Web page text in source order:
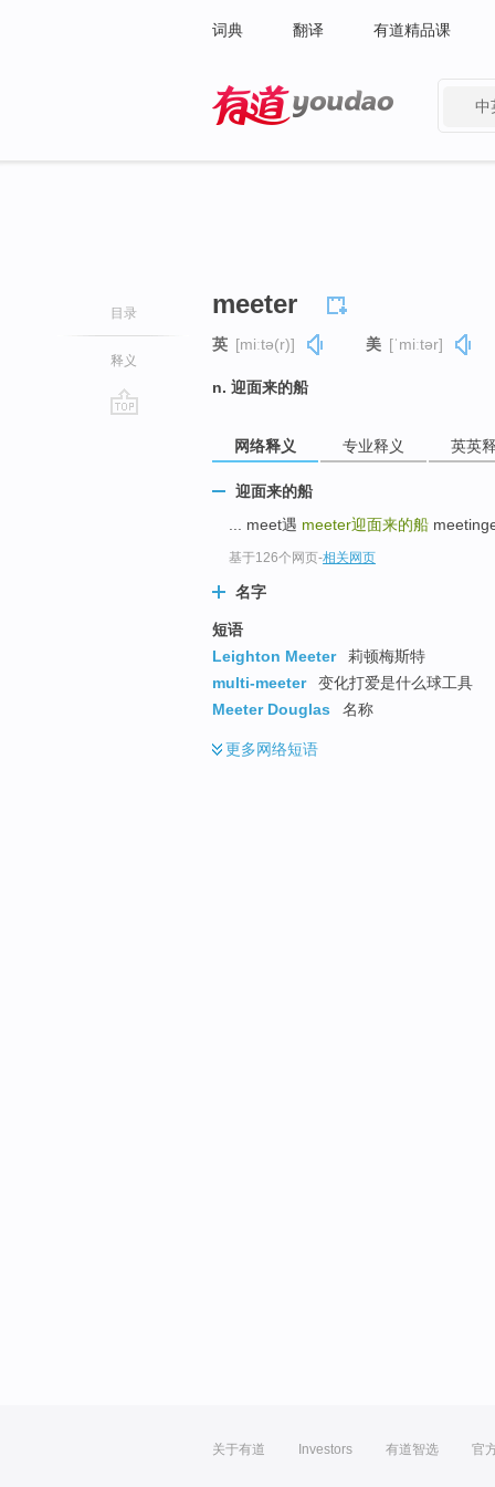
词典 翻译 有道精品课
中
目录
释义
meeter
英 [miːtə(r)] 美 [ˈmiːtər]
n. 迎面来的船
网络释义 专业释义 英英
迎面来的船
... meet遇 meeter迎面来的船
基于126个网页-相关网页
名字
短语
Leighton Meeter
莉顿梅斯特
multi-meeter
变化打爱是什么球工具
Meeter Douglas
名称
更多网络短语
关于有道 Investors 有道智选 官